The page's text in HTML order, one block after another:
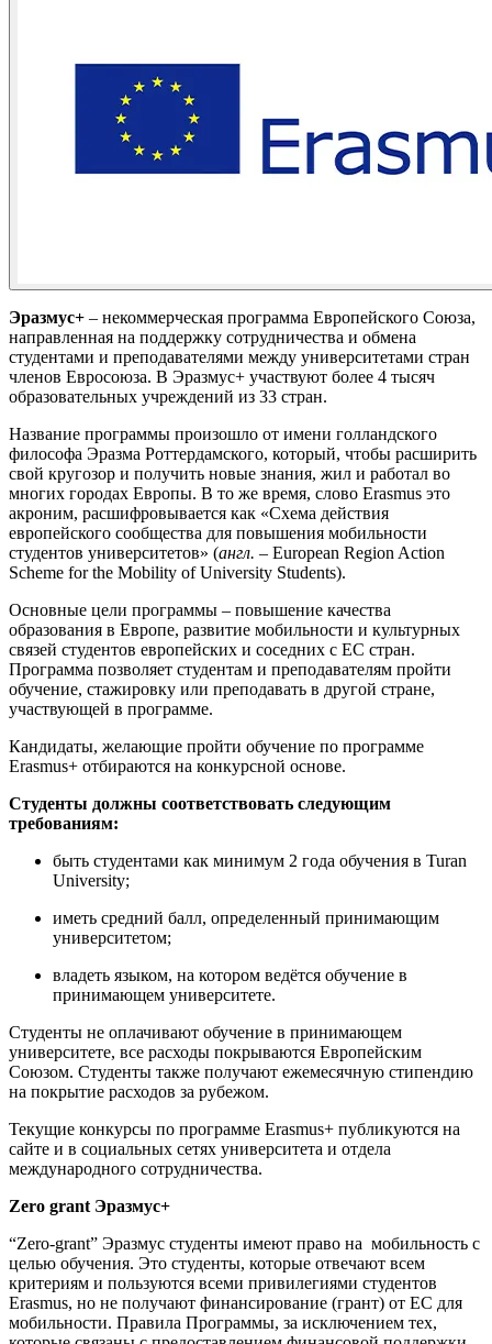
Эразмус+ – некоммерческая программа Европейского Союза,
направленная на поддержку сотрудничества и обмена
студентами и преподавателями между университетами стран
членов Евросоюза. В Эразмус+ участвуют более 4 тысяч
образовательных учреждений из 33 стран.
Название программы произошло от имени голландского
философа Эразма Роттердамского, который, чтобы расширить
свой кругозор и получить новые знания, жил и работал во
многих городах Европы. В то же время, слово Erasmus это
акроним, расшифровывается как «Схема действия
европейского сообщества для повышения мобильности
студентов университетов» (англ. – European Region Action
Scheme for the Mobility of University Students).
Основные цели программы – повышение качества
образования в Европе, развитие мобильности и культурных
связей студентов европейских и соседних с ЕС стран.
Программа позволяет студентам и преподавателям пройти
обучение, стажировку или преподавать в другой стране,
участвующей в программе.
Кандидаты, желающие пройти обучение по программе
Erasmus+ отбираются на конкурсной основе.
Студенты должны соответствовать следующим
требованиям:
быть студентами как минимум 2 года обучения в Turan
University;
иметь средний балл, определенный принимающим
университетом;
владеть языком, на котором ведётся обучение в
принимающем университете.
Студенты не оплачивают обучение в принимающем
университете, все расходы покрываются Европейским
Союзом. Студенты также получают ежемесячную стипендию
на покрытие расходов за рубежом.
Текущие конкурсы по программе Erasmus+ публикуются на
сайте и в социальных сетях университета и отдела
международного сотрудничества.
Zero grant Эразмус+
“Zero-grant” Эразмус студенты имеют право на мобильность с
целью обучения. Это студенты, которые отвечают всем
критериям и пользуются всеми привилегиями студентов
Erasmus, но не получают финансирование (грант) от ЕС для
мобильности. Правила Программы, за исключением тех,